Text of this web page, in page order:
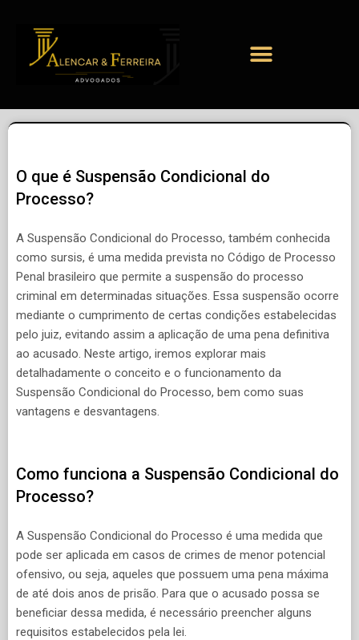
O que é Suspensão Condicional do
Processo?
A Suspensão Condicional do Processo, também conhecida
como sursis, é uma medida prevista no Código de Processo
Penal brasileiro que permite a suspensão do processo
criminal em determinadas situações. Essa suspensão ocorre
mediante o cumprimento de certas condições estabelecidas
pelo juiz, evitando assim a aplicação de uma pena definitiva
ao acusado. Neste artigo, iremos explorar mais
detalhadamente o conceito e o funcionamento da
Suspensão Condicional do Processo, bem como suas
vantagens e desvantagens.
Como funciona a Suspensão Condicional do
Processo?
A Suspensão Condicional do Processo é uma medida que
pode ser aplicada em casos de crimes de menor potencial
ofensivo, ou seja, aqueles que possuem uma pena máxima
de até dois anos de prisão. Para que o acusado possa se
beneficiar dessa medida, é necessário preencher alguns
requisitos estabelecidos pela lei.